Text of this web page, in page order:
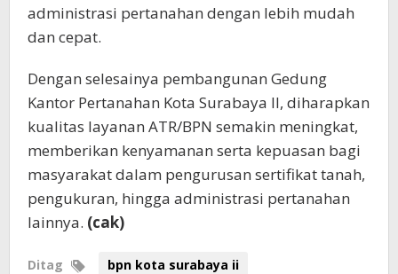
administrasi pertanahan dengan lebih mudah
dan cepat.
Dengan selesainya pembangunan Gedung
Kantor Pertanahan Kota Surabaya II, diharapkan
kualitas layanan ATR/BPN semakin meningkat,
memberikan kenyamanan serta kepuasan bagi
masyarakat dalam pengurusan sertifikat tanah,
pengukuran, hingga administrasi pertanahan
lainnya. (cak)
Ditag
bpn kota surabaya ii